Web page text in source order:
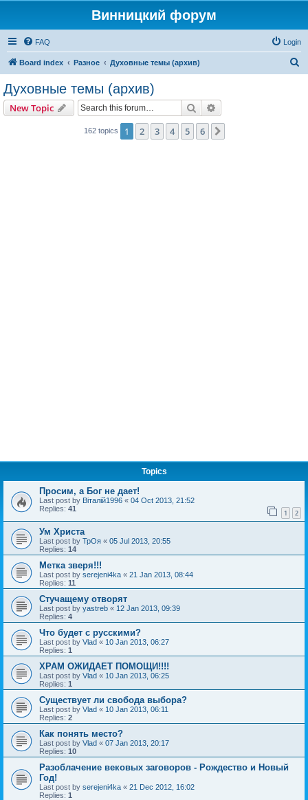
Винницкий форум
FAQ Login
Board index Разное Духовные темы (архив)
Духовные темы (архив)
New Topic Search
162 topics 1 2 3 4 5 6
Topics
Просим, а Бог не дает!
Last post by Віталій1996 « 04 Oct 2013, 21:52
Replies: 41 1 2
Ум Христа
Last post by ТрОя « 05 Jul 2013, 20:55
Replies: 14
Метка зверя!!!
Last post by serejeni4ka « 21 Jan 2013, 08:44
Replies: 11
Стучащему отворят
Last post by yastreb « 12 Jan 2013, 09:39
Replies: 4
Что будет с русскими?
Last post by Vlad « 10 Jan 2013, 06:27
Replies: 1
ХРАМ ОЖИДАЕТ ПОМОЩИ!!!!
Last post by Vlad « 10 Jan 2013, 06:25
Replies: 1
Существует ли свобода выбора?
Last post by Vlad « 10 Jan 2013, 06:11
Replies: 2
Как понять место?
Last post by Vlad « 07 Jan 2013, 20:17
Replies: 10
Разоблачение вековых заговоров - Рождество и Новый
Год!
Last post by serejeni4ka « 21 Dec 2012, 16:02
Replies: 1